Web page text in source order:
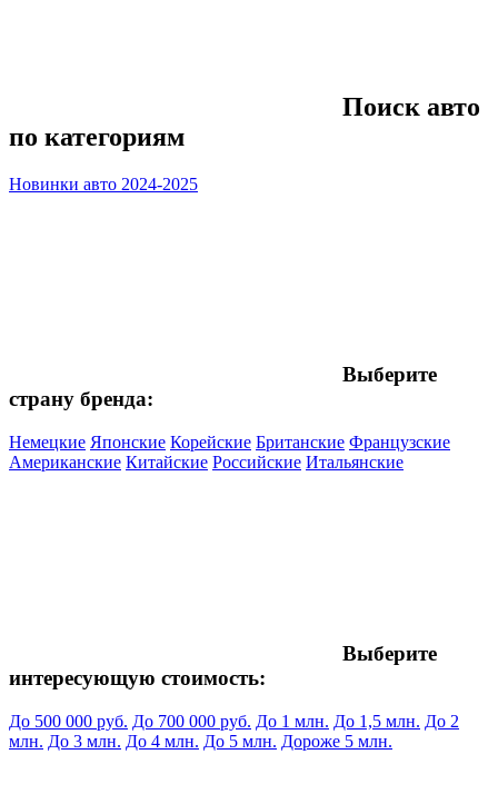
Поиск авто
по категориям
Новинки авто 2024-2025
Выберите
страну бренда:
Немецкие Японские Корейские Британские Французские
Американские Китайские Российские Итальянские
Выберите
интересующую стоимость:
До 500 000 руб. До 700 000 руб. До 1 млн. До 1,5 млн. До 2
млн. До 3 млн. До 4 млн. До 5 млн. Дороже 5 млн.